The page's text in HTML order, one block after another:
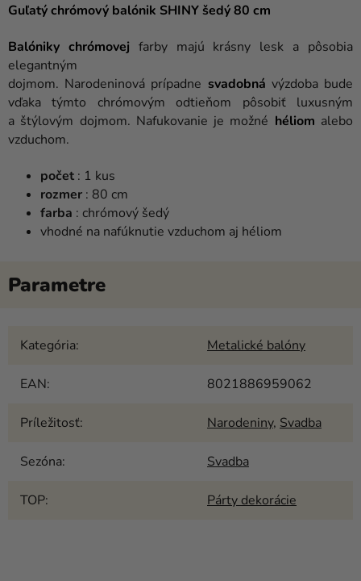
Guľatý chrómový balónik SHINY šedý 80 cm
Balóniky chrómovejfarby majú krásny lesk a pôsobia
elegantným
dojmom. Narodeninová prípadne svadobná výzdoba bude
vďaka týmto chrómovým odtieňom pôsobiť luxusným
a štýlovým dojmom. Nafukovanie je možné héliom alebo
vzduchom.
počet : 1 kus
rozmer : 80 cm
farba : chrómový šedý
vhodné na nafúknutie vzduchom aj héliom
Kategória: Metalické balóny
EAN: 8021886959062
Príležitosť: Narodeniny, Svadba
Sezóna: Svadba
TOP: Párty dekorácie